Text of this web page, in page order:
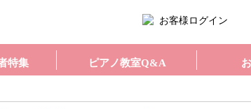
お客様ログイン
特集 ピアノ教室Q&A